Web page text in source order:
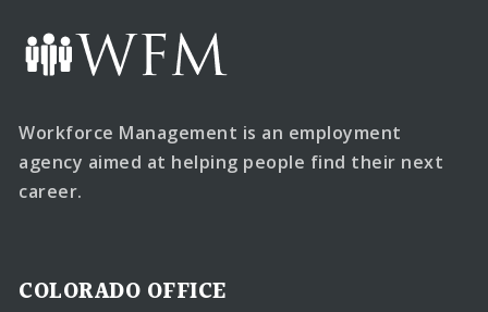
Workforce Management is an employment
agency aimed at helping people find their next
career.
COLORADO OFFICE